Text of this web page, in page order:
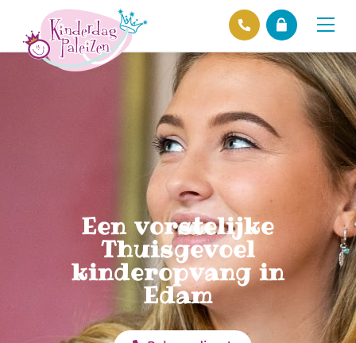
Een vorstelijke
Thuisgevoel
kinderopvang in
Edam